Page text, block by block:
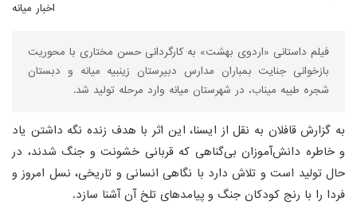
اخبار میانه
فیلم داستانی «اردوی بهشت» به کارگردانی حسن مختاری با محوریت
بازخوانی جنایت بمباران مدارس دبیرستان زینبیه میانه و دبستان
شجره طیبه میناب، در شهرستان میانه وارد مرحله تولید شد.
به گزارش قافلان به نقل از ایسنا، این اثر با هدف زنده نگه داشتن یاد
و خاطره دانش‌آموزان بی‌گناهی که قربانی خشونت‌ و جنگ شدند، در
حال تولید است و تلاش دارد با نگاهی انسانی و تاریخی، نسل امروز و
فردا را با رنج کودکان جنگ و پیامدهای تلخ آن آشنا سازد.